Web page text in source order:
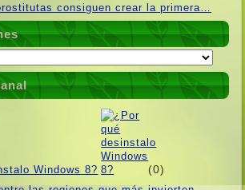
consiguen crear la primera…
Windows 8? (0)